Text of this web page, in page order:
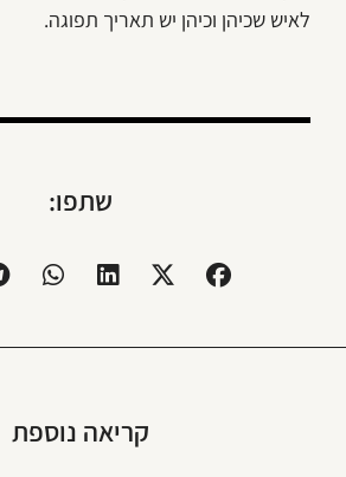
לאיש שכיהן וכיהן יש תאריך תפוגה.
שתפו:
קריאה נוספת